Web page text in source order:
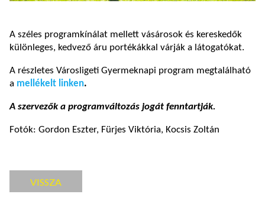
A széles programkínálat mellett vásárosok és kereskedők
különleges, kedvező áru portékákkal várják a látogatókat.
A részletes Városligeti Gyermeknapi program megtalálható
a mellékelt linken.
A szervezők a programváltozás jogát fenntartják.
Fotók: Gordon Eszter, Fürjes Viktória, Kocsis Zoltán
VISSZA